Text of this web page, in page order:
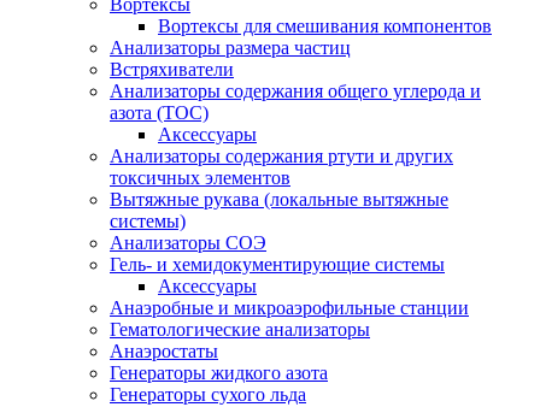
Вортексы
Вортексы для смешивания компонентов
Анализаторы размера частиц
Встряхиватели
Анализаторы содержания общего углерода и
азота (ТОС)
Аксессуары
Анализаторы содержания ртути и других
токсичных элементов
Вытяжные рукава (локальные вытяжные
системы)
Анализаторы СОЭ
Гель- и хемидокументирующие системы
Аксессуары
Анаэробные и микроаэрофильные станции
Гематологические анализаторы
Анаэростаты
Генераторы жидкого азота
Генераторы сухого льда